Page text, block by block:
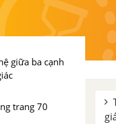
giữa đường
xiên
giữa ba cạnh
trang 70